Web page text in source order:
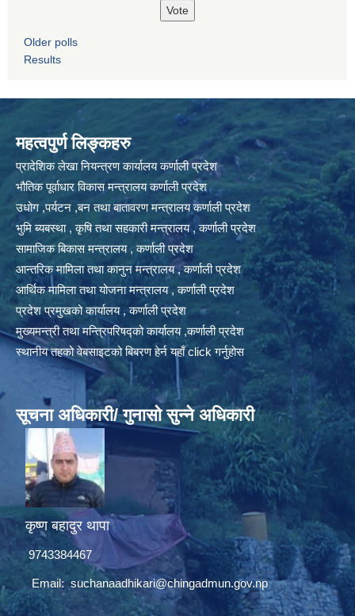
Older polls
Results
महत्वपुर्ण लिङ्कहरु
प्रादेशिक लेखा नियन्त्रण कार्यालय कर्णाली प्रदेश
भौतिक पूर्वाधार विकास मन्त्रालय कर्णाली प्रदेश
उधोग ,पर्यटन ,बन तथा बातावरण मन्त्रालय कर्णाली प्रदेश
भुमि ब्यबस्था , कृषि तथा सहकारी मन्त्रालय , कर्णाली प्रदेश
सामाजिक बिकास मन्त्रालय , कर्णाली प्रदेश
आन्तरिक मामिला तथा कानुन मन्त्रालय , कर्णाली प्रदेश
आर्थिक मामिला तथा योजना मन्त्रालय , कर्णाली प्रदेश
प्रदेश प्रमुखको कार्यालय , कर्णाली प्रदेश
मुख्यमन्त्री तथा मन्त्रिपरिषद्को कार्यालय ,कर्णाली प्रदेश
स्थानीय तहको वेबसाइटको बिबरण हेर्न यहाँ click गर्नुहोस
सूचना अधिकारी/ गुनासो सुन्ने अधिकारी
कृष्ण बहादुर थापा
9743384467
Email:suchanaadhikari@chingadmun.gov.np